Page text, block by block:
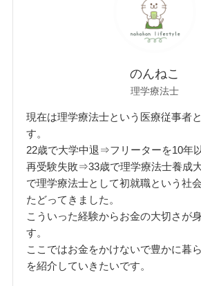
のんねこ
理学療法士
現在は理学療法士という医療従事者
す。
22歳で大学中退⇒フリーターを10年
再受験失敗⇒33歳で理学療法士養成
で理学療法士として初就職という社
たどってきました。
こういった経験からお金の大切さが
す。
ここではお金をかけないで豊かに暮
を紹介していきたいです。